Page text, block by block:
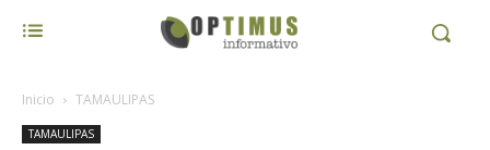
Inicio TAMAULIPAS
TAMAULIPAS